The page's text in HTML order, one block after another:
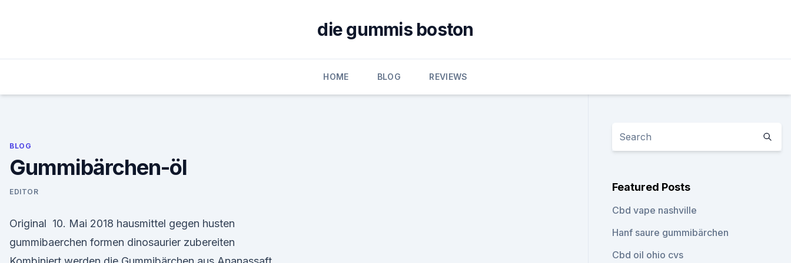
die gummis boston
HOME BLOG REVIEWS
BLOG
Gummibärchen-öl
EDITOR
Original 10. Mai 2018 hausmittel gegen husten
gummibaerchen formen dinosaurier zubereiten
Featured Posts
Cbd vape nashville
Hanf saure gummibärchen
Cbd oil ohio cvs